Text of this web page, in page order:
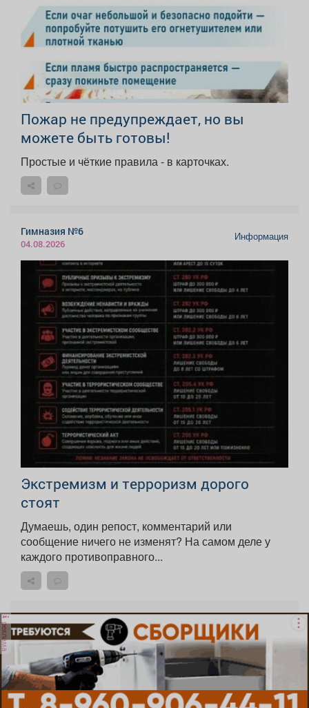
Пожар не предупреждает, но вы
можете быть готовы!
Простые и чёткие правила - в карточках.
Гимназия №6
04.08.2026
Информация
Экстремизм и терроризм дорого
стоят
Думаешь, один репост, комментарий или
сообщение ничего не изменят? На самом деле у
каждого противоправного...
реклама